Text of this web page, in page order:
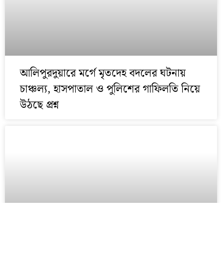
আলিপুরদুয়ারে মর্গে মৃতদেহ বদলের ঘটনায়
চাঞ্চল্য, হাসপাতাল ও পুলিশের গাফিলতি নিয়ে
উঠছে প্রশ্ন